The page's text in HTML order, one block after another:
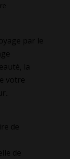
par le
la
votre
de
de